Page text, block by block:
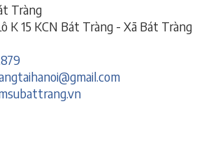
Tràng
K 15 KCN Bát Tràng - Xã Bát Tràng